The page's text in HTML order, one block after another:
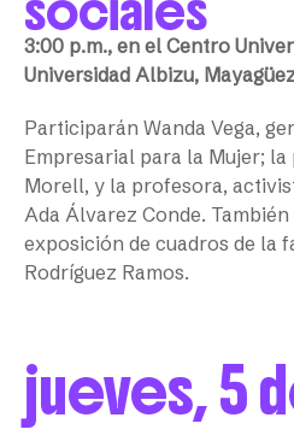
3:00 p.m., en el Centro
Universidad Albizu,
Participarán Wanda Vega,
Empresarial para la Mujer;
Morell, y la profesora,
Ada Álvarez Conde.
exposición de cuadros de la
Rodríguez Ramos.
jueves, 5